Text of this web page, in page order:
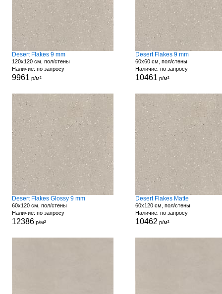
Desert Flakes 9 mm
120x120 см, пол/стены
Наличие: по запросу
9961 р/м²
Desert Flakes 9 mm
60x60 см, пол/стены
Наличие: по запросу
10461 р/м²
Desert Flakes Glossy 9 mm
60x120 см, пол/стены
Наличие: по запросу
12386р/м²
Desert Flakes Matte
60x120 см, пол/стены
Наличие: по запросу
10462 р/м²